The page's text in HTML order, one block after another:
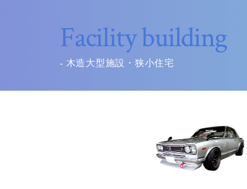
Facility building
- 木造大型施設・狭小住宅